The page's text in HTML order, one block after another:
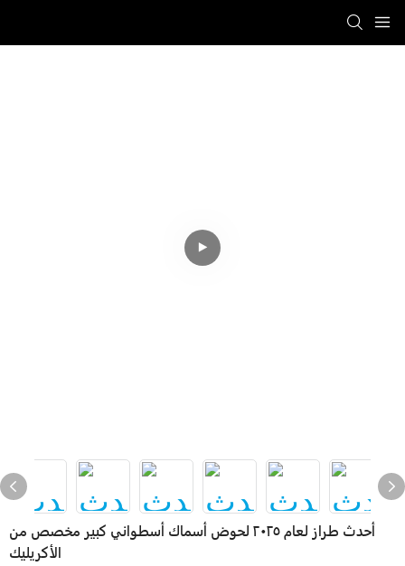
أحدث طراز لعام ٢٠٢٥ لحوض أسماك أسطواني كبير مخصص من
الأكريليك